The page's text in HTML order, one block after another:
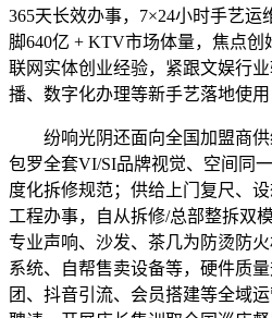
365天长效办事，7×24小时手艺运
脚640亿 + KTV市场体量，焦点创
联网实体创业经验，紧跟文娱行
播、数字化办理等新手艺落地使用
纷响光阴还面向全国加盟商供
包罗全套VI/SI品牌视觉、空间同
度化拆修规范；供给上门复尺、
工程办事，自从拆修/总部整拆双
专业声响、沙发、茶几为防烫防
系统、自帮售卖设备等，硬件质
团、抖音引流、会员搭建等全域